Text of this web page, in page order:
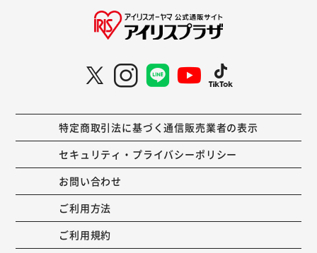
特定商取引法に基づく通信販売業者の表示
セキュリティ・プライバシーポリシー
お問い合わせ
ご利用方法
ご利用規約